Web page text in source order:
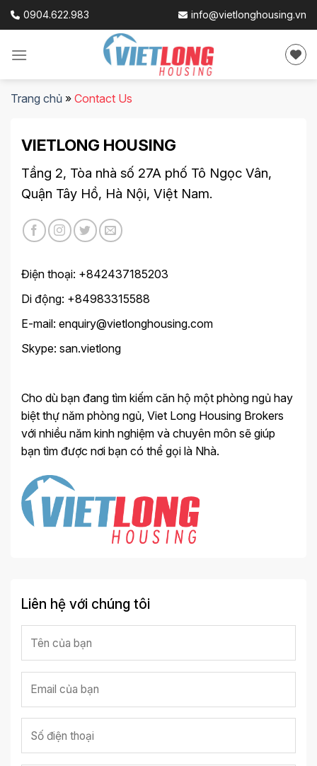
Skip
0904.622.983 info@vietlonghousing.vn
Trang chủ » Contact Us
VIETLONG HOUSING
Tầng 2, Tòa nhà số 27A phố Tô Ngọc Vân,
Quận Tây Hồ, Hà Nội, Việt Nam.
Điện thoại: +842437185203
Di động: +84983315588
E-mail: enquiry@vietlonghousing.com
Skype: san.vietlong
Cho dù bạn đang tìm kiếm căn hộ một phòng ngủ hay
biệt thự năm phòng ngủ, Viet Long Housing Brokers
với nhiều năm kinh nghiệm và chuyên môn sẽ giúp
bạn tìm được nơi bạn có thể gọi là Nhà.
Liên hệ với chúng tôi